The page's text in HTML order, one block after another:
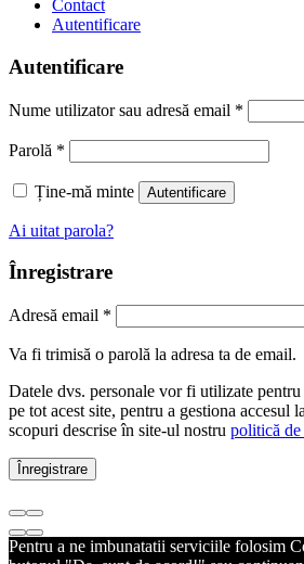
Contact
Autentificare
Autentificare
Nume utilizator sau adresă email *
Parolă *
Ține-mă minte Autentificare
Ai uitat parola?
Înregistrare
Adresă email *
Va fi trimisă o parolă la adresa ta de email.
Datele dvs. personale vor fi utilizate pentru
pe tot acest site, pentru a gestiona accesul
scopuri descrise în site-ul nostru politică
Înregistrare
Pentru a ne imbunatatii serviciile folosim